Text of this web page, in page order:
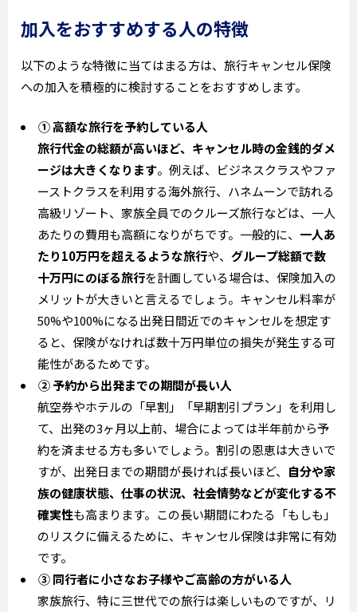
加入をおすすめする人の特徴
以下のような特徴に当てはまる方は、旅行キャンセル保険
への加入を積極的に検討することをおすすめします。
① 高額な旅行を予約している人
旅行代金の総額が高いほど、キャンセル時の金銭的ダメ
ージは大きくなります。例えば、ビジネスクラスやファ
ーストクラスを利用する海外旅行、ハネムーンで訪れる
高級リゾート、家族全員でのクルーズ旅行などは、一人
あたりの費用も高額になりがちです。一般的に、 一人あ
たり10万円を超えるような旅行や、 グループ総額で数
十万円にのぼる旅行を計画している場合は、保険加入の
メリットが大きいと言えるでしょう。キャンセル料率が
50%や100%になる出発日間近でのキャンセルを想定す
ると、保険がなければ数十万円単位の損失が発生する可
能性があるためです。
② 予約から出発までの期間が長い人
航空券やホテルの「早割」「早期割引プラン」を利用し
て、出発の3ヶ月以上前、場合によっては半年前から予
約を済ませる方も多いでしょう。割引の恩恵は大きいで
すが、出発日までの期間が長ければ長いほど、 自分や家
族の健康状態、仕事の状況、社会情勢などが変化する不
確実性も高まります。この長い期間にわたる「もしも」
のリスクに備えるために、キャンセル保険は非常に有効
です。
③ 同行者に小さなお子様やご高齢の方がいる人
家族旅行、特に三世代での旅行は楽しいものですが、リ